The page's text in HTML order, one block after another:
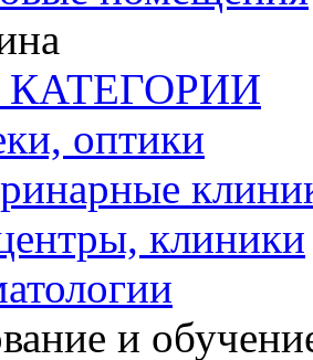
КАТЕГОРИИ
оптики
клиники
и